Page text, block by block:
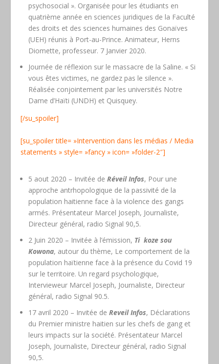
psychosocial ». Organisée pour les étudiants en
quatrième année en sciences juridiques de la Faculté
des droits et des sciences humaines des Gonaïves
(UEH) réunis à Port-au-Prince. Animateur, Herns
Diomette, professeur. 7 Janvier 2020.
Journée de réflexion sur le massacre de la Saline. « Si
vous êtes victimes, ne gardez pas le silence ».
Réalisée conjointement par les universités Notre
Dame d’Haïti (UNDH) et Quisquey.
[/su_spoiler]
[su_spoiler title= »Intervention dans les médias / Media
statements » style= »fancy » icon= »folder-2″]
5 aout 2020 – Invitée deRéveil Infos, Pour une
approche antrhopologique de la passivité de la
population haitienne face à la violence des gangs
armés. Présentateur Marcel Joseph, Journaliste,
Directeur général, radio Signal 90,5.
2 Juin 2020 – Invitée à l’émission, Ti koze sou
Kowona, autour du thème, Le comportement de la
population haïtienne face à la présence du Covid 19
sur le territoire. Un regard psychologique,
Intervieweur Marcel Joseph, Journaliste, Directeur
général, radio Signal 90.5.
17 avril 2020 – Invitée deReveil Infos, Déclarations
du Premier ministre haitien sur les chefs de gang et
leurs impacts sur la société. Présentateur Marcel
Joseph, Journaliste, Directeur général, radio Signal
90,5.